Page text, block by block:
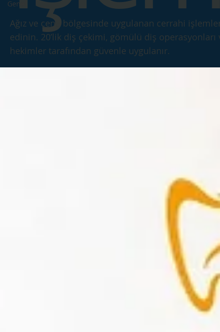
Genel
Ağız ve çene bölgesinde uygulanan cerrahi
edinin. 20’lik diş çekimi, gömülü diş operasyonları
hekimler tarafından güvenle uygulanır.